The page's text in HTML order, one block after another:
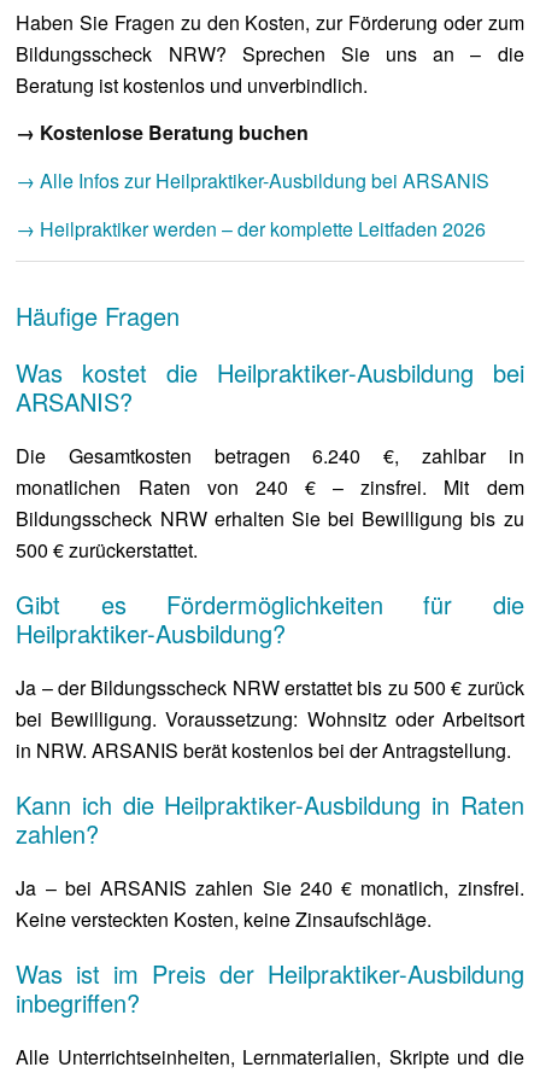
Haben Sie Fragen zu den Kosten, zur Förderung oder zum
Bildungsscheck NRW? Sprechen Sie uns an – die
Beratung ist kostenlos und unverbindlich.
→ Kostenlose Beratung buchen
→ Alle Infos zur Heilpraktiker-Ausbildung bei ARSANIS
→ Heilpraktiker werden – der komplette Leitfaden 2026
Häufige Fragen
Was kostet die Heilpraktiker-Ausbildung bei
ARSANIS?
Die Gesamtkosten betragen 6.240 €, zahlbar in
monatlichen Raten von 240 € – zinsfrei. Mit dem
Bildungsscheck NRW erhalten Sie bei Bewilligung bis zu
500 € zurückerstattet.
Gibt es Fördermöglichkeiten für die
Heilpraktiker-Ausbildung?
Ja – der Bildungsscheck NRW erstattet bis zu 500 € zurück
bei Bewilligung. Voraussetzung: Wohnsitz oder Arbeitsort
in NRW. ARSANIS berät kostenlos bei der Antragstellung.
Kann ich die Heilpraktiker-Ausbildung in Raten
zahlen?
Ja – bei ARSANIS zahlen Sie 240 € monatlich, zinsfrei.
Keine versteckten Kosten, keine Zinsaufschläge.
Was ist im Preis der Heilpraktiker-Ausbildung
inbegriffen?
Alle Unterrichtseinheiten, Lernmaterialien, Skripte und die